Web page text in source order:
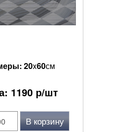
20x60см
1190р/шт
В корзину